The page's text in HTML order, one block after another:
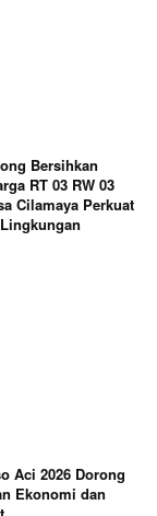
Bersihkan
RT 03 RW 03
Cilamaya Perkuat
Aci 2026 Dorong
Ekonomi dan